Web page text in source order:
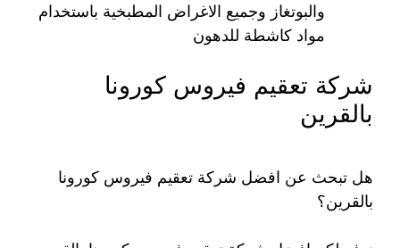
والبوتغاز وجميع الاغراض المطبخية باستخدام
مواد كاشطة للدهون
شركة تعقيم فيروس كورونا
بالقرين
هل تبحث عن افضل شركة تعقيم فيروس كورونا
بالقرين؟